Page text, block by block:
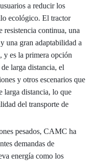
a reducir los
ecológico. El tractor
resistencia continua, una
una gran adaptabilidad a
y es la primera opción
larga distancia, el
y otros escenarios que
larga distancia, lo que
del transporte de
pesados, CAMC ha
demandas de
energía como los